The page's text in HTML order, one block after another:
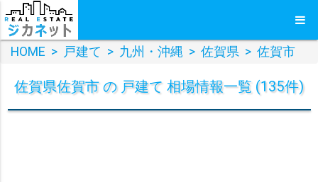
HOME > 戸建て > 九州・沖縄 > 佐賀県 > 佐賀市
佐賀県佐賀市 の 戸建て 相場情報一覧 (135件)